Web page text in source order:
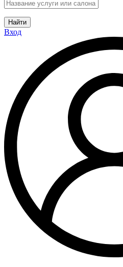
Найти
Вход